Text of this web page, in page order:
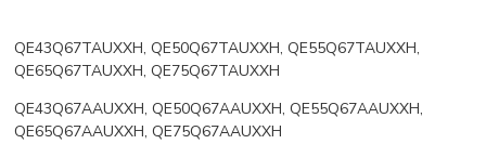
QE43Q67TAUXXH,QE50Q67TAUXXH, QE55Q67TAUXXH,
QE65Q67TAUXXH, QE75Q67TAUXXH
QE43Q67AAUXXH, QE50Q67AAUXXH, QE55Q67AAUXXH,
QE65Q67AAUXXH, QE75Q67AAUXXH